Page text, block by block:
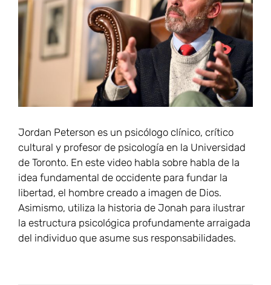
grande
Jordan Peterson es un psicólogo clínico, crítico
cultural y profesor de psicología en la Universidad
de Toronto. En este video habla sobre habla de la
idea fundamental de occidente para fundar la
libertad, el hombre creado a imagen de Dios.
Asimismo, utiliza la historia de Jonah para ilustrar
la estructura psicológica profundamente arraigada
del individuo que asume sus responsabilidades.